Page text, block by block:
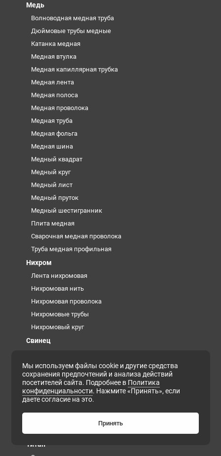
Медь
Волноводная медная труба
Дюймовые трубы медные
Катанка медная
Медная втулка
Медная капиллярная трубка
Медная лента
Медная полоса
Медная проволока
Медная труба
Медная фольга
Медная шина
Медный квадрат
Медный круг
Медный лист
Медный пруток
Медный шестигранник
Плита медная
Сварочная медная проволока
Труба медная профильная
Нихром
Лента нихромовая
Нихромовая нить
Нихромовая проволока
Нихромовые трубы
Нихромовый круг
Свинец
Дробь свинцовая
Кирпич свинцовый
Лист свинцовый
Титан
Мы используем файлы cookie и другие средства
сохранения предпочтений и анализа действий
посетителей сайта. Подробнее в Политика
конфиденциальности. Нажмите «Принять», если
даете согласие на это.
Принять